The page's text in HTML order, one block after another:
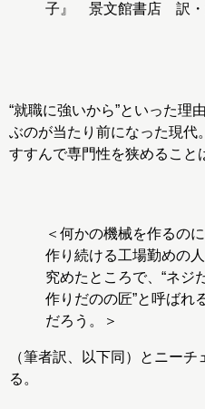
子』 景文館書店 訳・
“就職に強いから”といった理
ぶのが当たり前になった現代
すすんで専門性を狭めること
＜何かの機械を作るの
作り続ける工場勤めの人
究めたところで、“ネジ
作りだのの匠”と呼ばれ
だろう。＞
（筆者訳、以下同）とニー
る。